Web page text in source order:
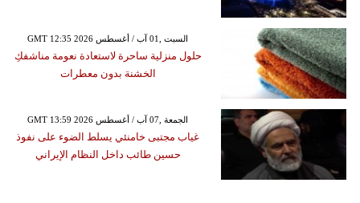
GMT 12:35 2026 السبت ,01 آب / أغسطس
حلول منزلية ساحرة لاستعادة نعومة مناشفكِ
الخشنة بدون معطرات
GMT 13:59 2026 الجمعة ,07 آب / أغسطس
غياب مجتبى خامنئي يسلط الضوء على نفوذ
حسين طائب داخل النظام الإيراني